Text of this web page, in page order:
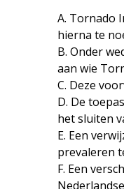
A. Tornado
hierna te
B. Onder
aan wie
C. Deze
D. De
het sluiten
E. Een
prevaleren
F. Een